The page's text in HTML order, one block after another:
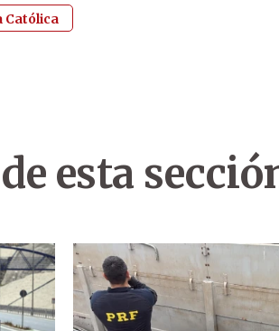
Católica
esta